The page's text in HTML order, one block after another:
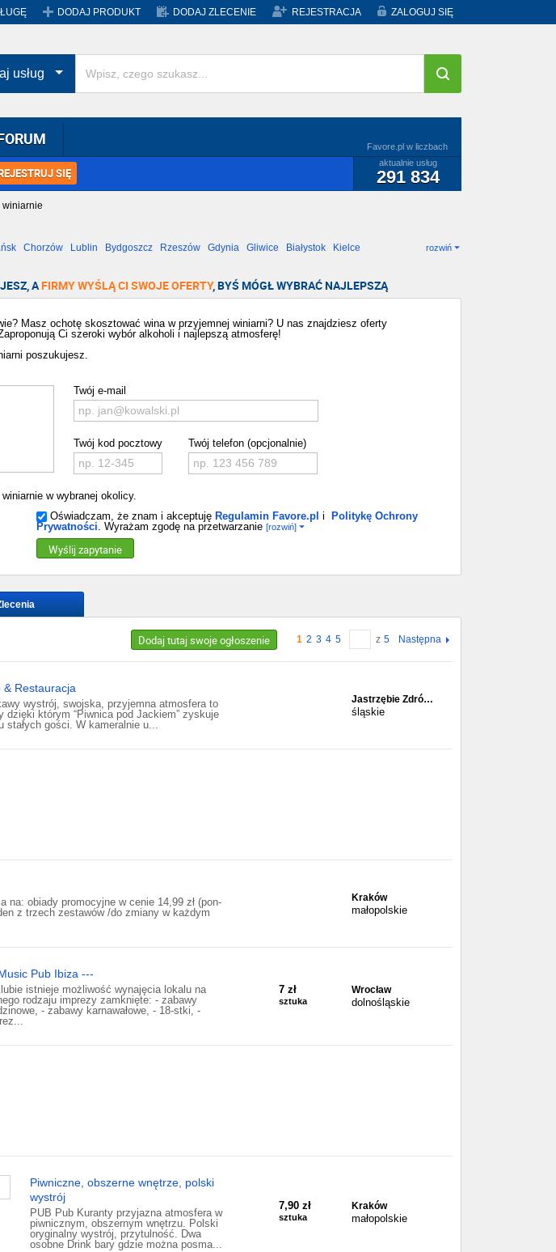
DODAJ PRODUKT DODAJ ZLECENIE REJESTRACJA ZALOGUJ SIĘ
SIĘ
Favore.pl w liczbach
aktualnie usług
291 834
usług
winiarnie
Chorzów Lublin Bydgoszcz Rzeszów Gdynia Gliwice Białystok
Kielce
rozwiń
AFIRMY WYŚLĄ CI SWOJE OFERTY, BYŚ MÓGŁ WYBRAĆ NAJLEPSZĄ
Masz ochotę skosztować wina w przyjemnej winiarni? U nas znajdziesz oferty
Ci szeroki wybór alkoholi i najlepszą atmosferę!
poszukujesz.
Twój e-mail
Twój kod pocztowy Twój telefon (opcjonalnie)
w wybranej okolicy.
Oświadczam, że znam i akceptuję Regulamin Favore.pl i
Politykę Ochrony
Prywatności. Wyrażam zgodę na przetwarzanie [rozwiń]
Wyślij zapytanie
Dodaj tutaj swoje ogłoszenie 1 2 3 4 5 z 5 Następna
& Restauracja
wystrój, swojska, przyjemna atmosfera to
dzięki którym “Piwnica pod Jackiem” zyskuje
stałych gości. W kameralnie u...
Jastrzębie Zdró…
śląskie
na: obiady promocyjne w cenie 14,99 zł (pon-
z trzech zestawów /do zmiany w każdym
Kraków
małopolskie
Pub Ibiza ---
istnieje możliwość wynajęcia lokalu na
rodzaju imprezy zamknięte: - zabawy
- zabawy karnawałowe, - 18-stki, -
7 zł
sztuka
Wrocław
dolnośląskie
Piwniczne, obszerne wnętrze, polski
wystrój
PUB Pub Kuranty przyjazna atmosfera w
piwnicznym, obszernym wnętrzu. Polski
oryginalny wystrój, przytulność. Dwa
osobne Drink bary gdzie można posma...
7,90 zł
sztuka
Kraków
małopolskie